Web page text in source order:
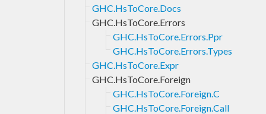
GHC.HsToCore.Docs
GHC.HsToCore.Errors
GHC.HsToCore.Errors.Ppr
GHC.HsToCore.Errors.Types
GHC.HsToCore.Expr
GHC.HsToCore.Foreign
GHC.HsToCore.Foreign.C
GHC.HsToCore.Foreign.Call